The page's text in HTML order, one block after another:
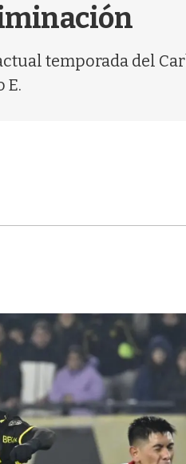
temporada del
E.